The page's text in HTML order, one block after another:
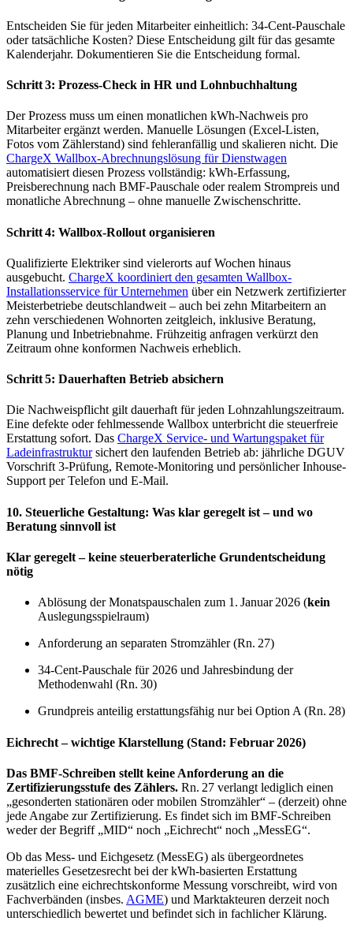
Entscheiden Sie für jeden Mitarbeiter einheitlich: 34-Cent-Pauschale
oder tatsächliche Kosten? Diese Entscheidung gilt für das gesamte
Kalenderjahr. Dokumentieren Sie die Entscheidung formal.
Schritt 3: Prozess-Check in HR und Lohnbuchhaltung
Der Prozess muss um einen monatlichen kWh-Nachweis pro
Mitarbeiter ergänzt werden. Manuelle Lösungen (Excel-Listen,
Fotos vom Zählerstand) sind fehleranfällig und skalieren nicht. Die
ChargeX Wallbox-Abrechnungslösung für Dienstwagen
automatisiert diesen Prozess vollständig: kWh-Erfassung,
Preisberechnung nach BMF-Pauschale oder realem Strompreis und
monatliche Abrechnung – ohne manuelle Zwischenschritte.
Schritt 4: Wallbox-Rollout organisieren
Qualifizierte Elektriker sind vielerorts auf Wochen hinaus
ausgebucht. ChargeX koordiniert den gesamten Wallbox-
Installationsservice für Unternehmen über ein Netzwerk zertifizierter
Meisterbetriebe deutschlandweit – auch bei zehn Mitarbeitern an
zehn verschiedenen Wohnorten zeitgleich, inklusive Beratung,
Planung und Inbetriebnahme. Frühzeitig anfragen verkürzt den
Zeitraum ohne konformen Nachweis erheblich.
Schritt 5: Dauerhaften Betrieb absichern
Die Nachweispflicht gilt dauerhaft für jeden Lohnzahlungszeitraum.
Eine defekte oder fehlmessende Wallbox unterbricht die steuerfreie
Erstattung sofort. Das ChargeX Service- und Wartungspaket für
Ladeinfrastruktursichert den laufenden Betrieb ab: jährliche DGUV
Vorschrift 3-Prüfung, Remote-Monitoring und persönlicher Inhouse-
Support per Telefon und E-Mail.
10. Steuerliche Gestaltung: Was klar geregelt ist – und wo
Beratung sinnvoll ist
Klar geregelt – keine steuerberaterliche Grundentscheidung
nötig
Ablösung der Monatspauschalen zum 1. Januar 2026 (kein
Auslegungsspielraum)
Anforderung an separaten Stromzähler (Rn. 27)
34-Cent-Pauschale für 2026 und Jahresbindung der
Methodenwahl (Rn. 30)
Grundpreis anteilig erstattungsfähig nur bei Option A (Rn. 28)
Eichrecht – wichtige Klarstellung (Stand: Februar 2026)
Das BMF-Schreiben stellt keine Anforderung an die
Zertifizierungsstufe des Zählers. Rn. 27 verlangt lediglich einen
„gesonderten stationären oder mobilen Stromzähler“ – (derzeit) ohne
jede Angabe zur Zertifizierung. Es findet sich im BMF-Schreiben
weder der Begriff „MID“ noch „Eichrecht“ noch „MessEG“.
Ob das Mess- und Eichgesetz (MessEG) als übergeordnetes
materielles Gesetzesrecht bei der kWh-basierten Erstattung
zusätzlich eine eichrechtskonforme Messung vorschreibt, wird von
Fachverbänden (insbes. AGME) und Marktakteuren derzeit noch
unterschiedlich bewertet und befindet sich in fachlicher Klärung.